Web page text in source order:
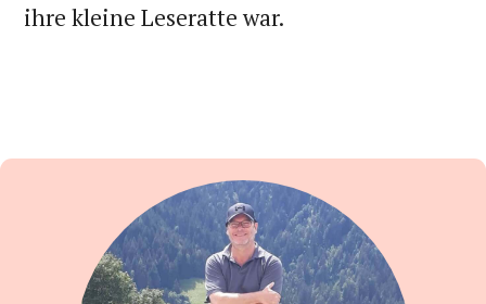
ihre kleine Leseratte war.